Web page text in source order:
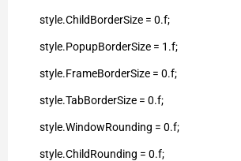
style.ChildBorderSize = 0.f;
style.PopupBorderSize = 1.f;
style.FrameBorderSize = 0.f;
style.TabBorderSize = 0.f;
style.WindowRounding = 0.f;
style.ChildRounding = 0.f;